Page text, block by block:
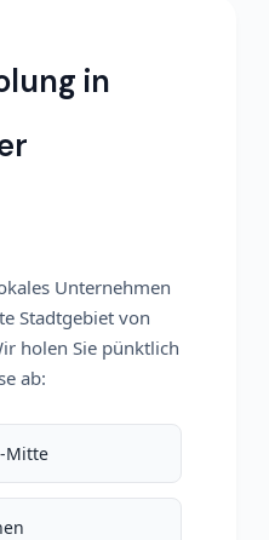
in
Unternehmen
Stadtgebiet von
holen Sie pünktlich
ab:
Mitte